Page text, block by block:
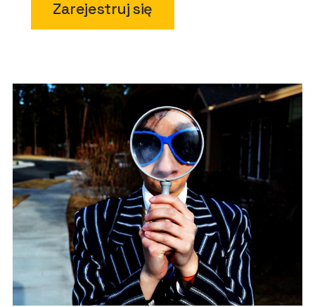
Zarejestruj się